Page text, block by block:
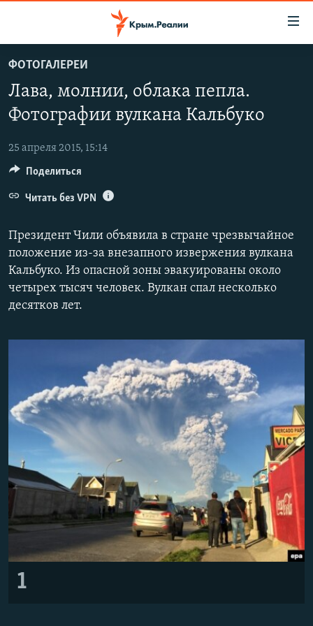
основному
содержанию
Вернутся
навигации
Вернутся
поиску
СПЕЦПРОЕКТЫ
ГРУЗ 200
КАРТА ВОЕННЫХ ОБЪЕКТОВ КРЫМА
11 ЛЕТ ОККУПАЦИИ КРЫМА. 11 ИСТОРИЙ СОПРОТИВЛЕНИЯ
ВОДА
ИСТОРИЯ
ЕЩЕ
ИНТЕРАКТИВ
ТЕЛЕПРОЕКТ КРЫМ.РЕАЛИИ
СОВЕТЫ ПРАВОЗАЩИТНИКОВ
ПРОПАВШИЕ БЕЗ ВЕСТИ
УКРАИНСКАЯ ПРОБЛЕМА КРЫМА
РАДІО СВОБОДА
КАК ОБОЙТИ БЛОКИРОВКУ
Українською
Qırımtatar
Все сайты RFE/RL
ФОТОГАЛЕРЕИ
Лава, молнии, облака пепла.
Фотографии вулкана Кальбуко
25 апреля 2015, 15:14
Президент Чили объявила в стране чрезвычайное
положение из-за внезапного извержения вулкана
Кальбуко. Из опасной зоны эвакуированы около
четырех тысяч человек. Вулкан спал несколько
десятков лет.
1
Поделиться
Читать без VPN